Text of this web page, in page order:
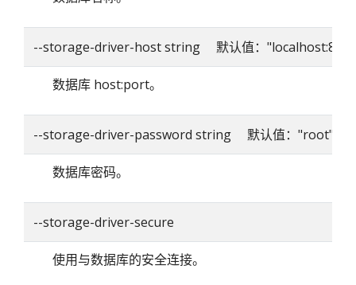
--storage-driver-host string 默认值：
数据库 host:port。
--storage-driver-password string 默认值："root"
数据库密码。
--storage-driver-secure
使用与数据库的安全连接。